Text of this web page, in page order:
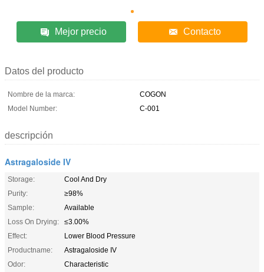
Mejor precio Contacto
Datos del producto
Nombre de la marca:
COGON
Model Number:
C-001
descripción
Astragaloside IV
Storage:
Cool And Dry
Purity:
≥98%
Sample:
Available
Loss On Drying:
≤3.00%
Effect:
Lower Blood Pressure
Productname:
Astragaloside IV
Odor:
Characteristic